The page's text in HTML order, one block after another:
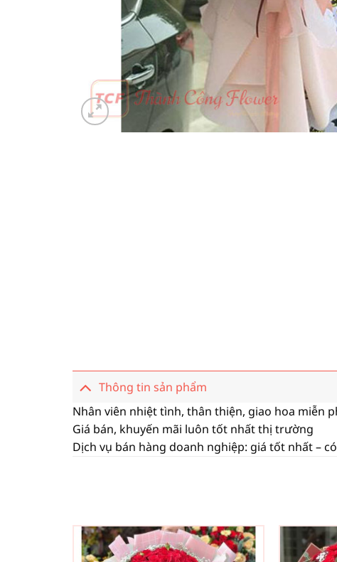
Thông tin sản phẩm
Nhân viên nhiệt tình, thân thiện, giao hoa miễn
Giá bán, khuyến mãi luôn tốt nhất thị trường
Dịch vụ bán hàng doanh nghiệp: giá tốt nhất –